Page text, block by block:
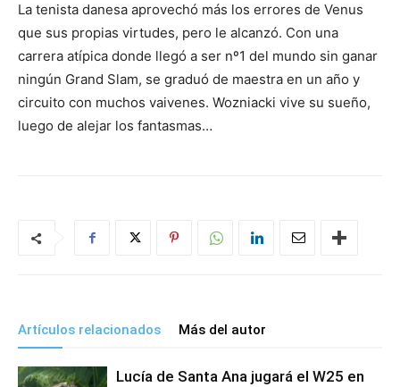
La tenista danesa aprovechó más los errores de Venus
que sus propias virtudes, pero le alcanzó. Con una
carrera atípica donde llegó a ser nº1 del mundo sin ganar
ningún Grand Slam, se graduó de maestra en un año y
circuito con muchos vaivenes. Wozniacki vive su sueño,
luego de alejar los fantasmas…
Artículos relacionados Más del autor
Lucía de Santa Ana jugará el W25 en